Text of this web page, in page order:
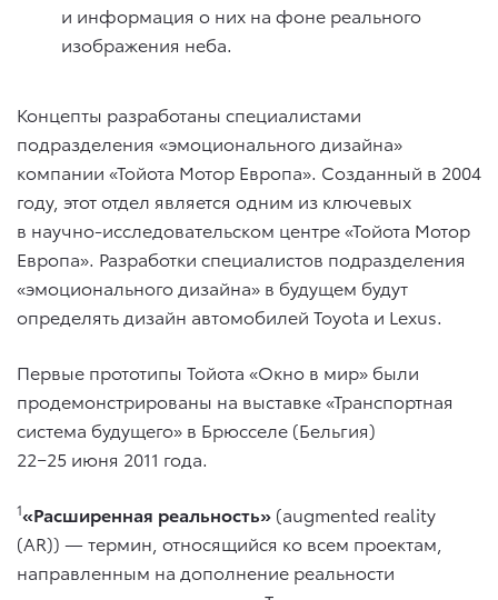
и информация о них на фоне реального
изображения неба.
Концепты разработаны специалистами
подразделения «эмоционального дизайна»
компании «Тойота Мотор Европа». Созданный в 2004
году, этот отдел является одним из ключевых
в научно-исследовательском центре «Тойота Мотор
Европа». Разработки специалистов подразделения
«эмоционального дизайна» в будущем будут
определять дизайн автомобилей Toyota и Lexus.
Первые прототипы Тойота «Окно в мир» были
продемонстрированы на выставке «Транспортная
система будущего» в Брюсселе (Бельгия)
22−25 июня 2011 года.
1«Расширенная реальность» (augmented reality
(AR)) — термин, относящийся ко всем проектам,
направленным на дополнение реальности